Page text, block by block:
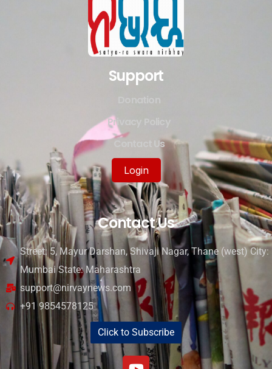
Support
Privacy Policy
Contact Us
Login
Contact Us
Street: 5, Mayur Darshan, Shivaji Nagar, Thane (west) City:
Mumbai State: Maharashtra
support@nirvaynews.com
+91 9854578125
Click to Subscribe